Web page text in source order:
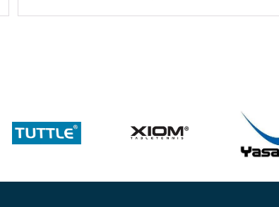
était : est :